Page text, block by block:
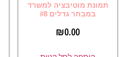
תמונת מוטיבציה למשרד
במבחר גדלים #8
₪0.00